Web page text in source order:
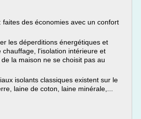
faites des économies avec un confort
les déperditions énergétiques et
chauffage, l'isolation intérieure et
la maison ne se choisit pas au
isolants classiques existent sur le
laine de coton, laine minérale,...